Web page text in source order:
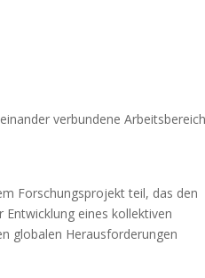
verbundene
Forschungsprojekt teil, das den
eines kollektiven
globalen Herausforderungen